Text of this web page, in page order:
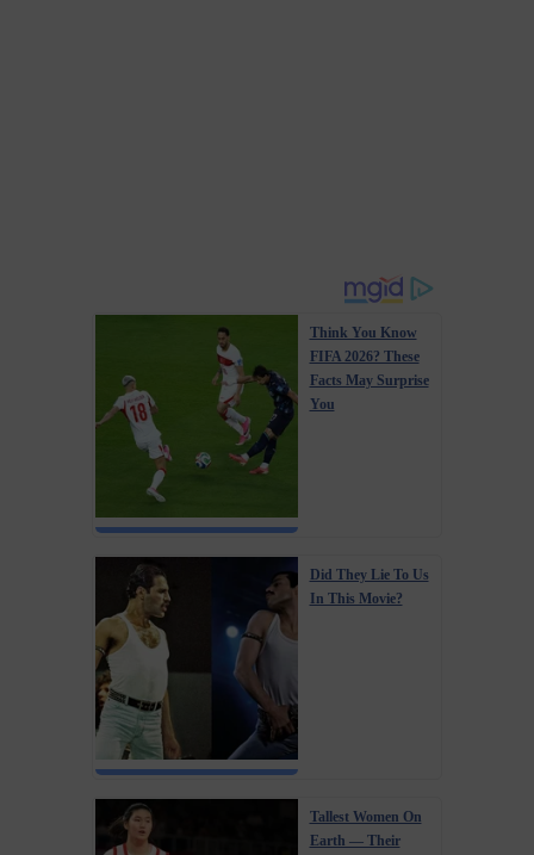
Think You Know
FIFA 2026? These
Facts May Surprise
You
Did They Lie To Us
In This Movie?
Tallest Women On
Earth — Their